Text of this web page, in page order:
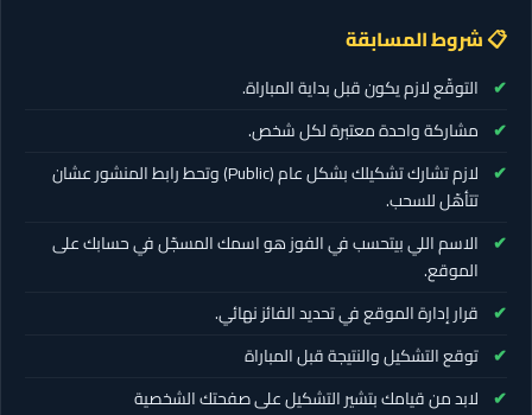
📋 شروط المسابقة
التوقّع لازم يكون قبل بداية المباراة.
مشاركة واحدة معتبرة لكل شخص.
لازم تشارك تشكيلك بشكل عام (Public) وتحط رابط المنشور عشان
تتأهّل للسحب.
الاسم اللي بيتحسب في الفوز هو اسمك المسجّل في حسابك على
الموقع.
قرار إدارة الموقع في تحديد الفائز نهائي.
توقع التشكيل والنتيجة قبل المباراة
لابد من قيامك بتشير التشكيل على صفحتك الشخصية